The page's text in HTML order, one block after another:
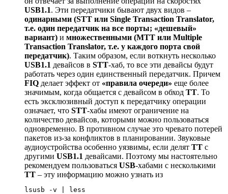
USB1.1. Эти передатчики бывают двух видов –
одинарными (STT или Single Transaction Translator,
т.е. один передатчик на все порты; «дешевый»
вариант) и множественными (MTT или Multiple
Transaction Translator, т.е. у каждого порта свой
передатчик). Таким образом, если воткнуть несколько
USB1.1 девайсов в STT-хаб, то все эти девайсы будут
работать через один единственный передатчик. Причем
FIQ делает эффект от «правила очереди» еще более
значимым, когда общается с девайсом в обход TT. То
есть эксклюзивный доступ к передатчику операции
означает, что STT-хабы имеют ограничение на
количество девайсов, которыми можно пользоваться
одновременно. В противном случае это чревато потерей
пакетов из-за конфликтов в планировании. Звуковые
аудиоустройства особенно уязвимы, если делят TT с
другими USB1.1 девайсами. Поэтому мы настоятельно
рекомендуем пользоваться USB-хабами с несколькими
TT – эту информацию можно узнать из
lsusb -v